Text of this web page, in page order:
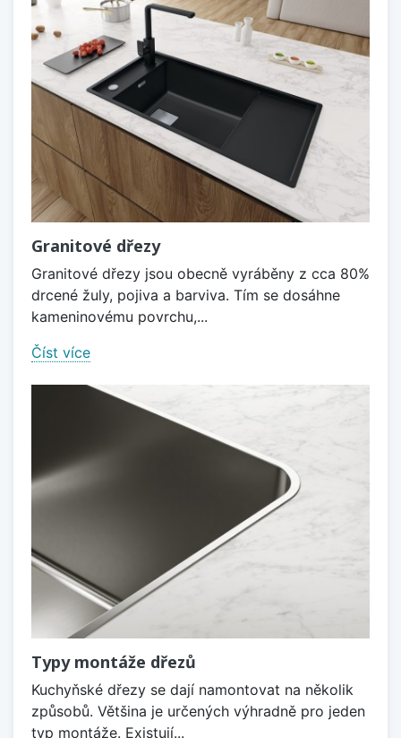
Granitové dřezy
Granitové dřezy jsou obecně vyráběny z cca 80%
drcené žuly, pojiva a barviva. Tím se dosáhne
kameninovému povrchu,...
Číst více
Typy montáže dřezů
Kuchyňské dřezy se dají namontovat na několik
způsobů. Většina je určených výhradně pro jeden
typ montáže. Existují...